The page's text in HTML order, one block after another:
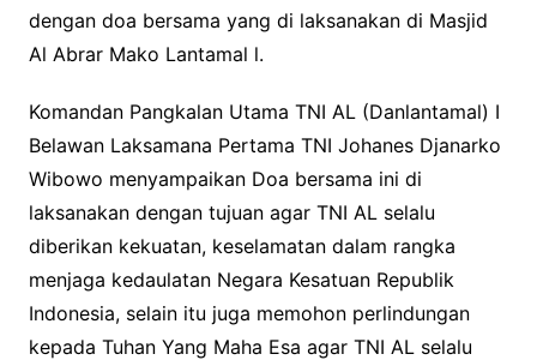
dengan doa bersama yang di laksanakan di Masjid
Al Abrar Mako Lantamal l.
Komandan Pangkalan Utama TNI AL (Danlantamal) I
Belawan Laksamana Pertama TNI Johanes Djanarko
Wibowo menyampaikan Doa bersama ini di
laksanakan dengan tujuan agar TNI AL selalu
diberikan kekuatan, keselamatan dalam rangka
menjaga kedaulatan Negara Kesatuan Republik
Indonesia, selain itu juga memohon perlindungan
kepada Tuhan Yang Maha Esa agar TNI AL selalu